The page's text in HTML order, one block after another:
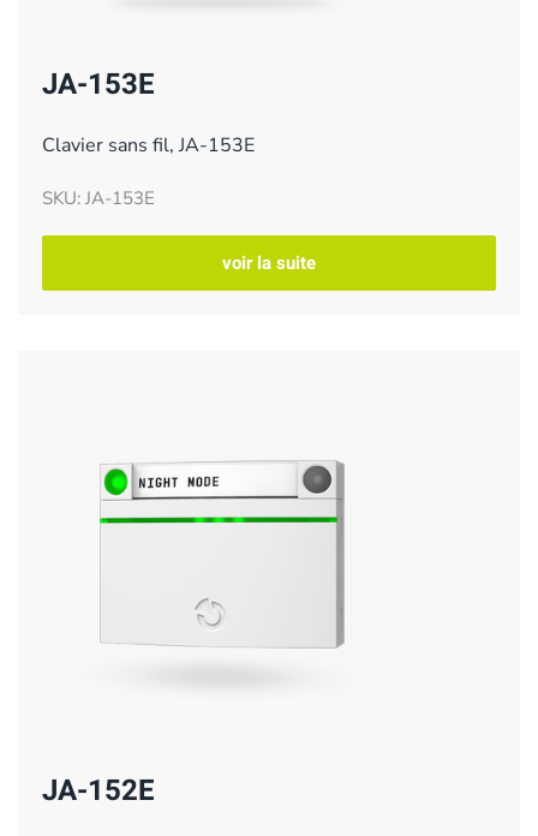
JA-153E
Clavier sans fil, JA-153E
SKU: JA-153E
voir la suite
JA-152E